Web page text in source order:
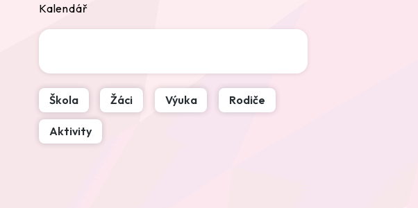
Kalendář
Škola Žáci Výuka Rodiče
Aktivity